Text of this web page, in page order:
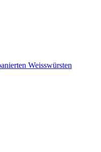
Weisswürsten